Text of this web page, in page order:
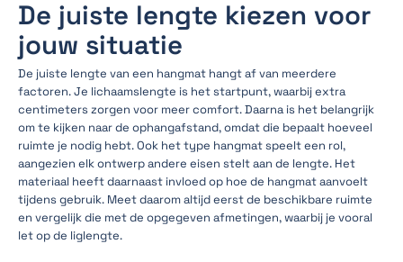
De juiste lengte kiezen voor
jouw situatie
De juiste lengte van een hangmat hangt af van meerdere
factoren. Je lichaamslengte is het startpunt, waarbij extra
centimeters zorgen voor meer comfort. Daarna is het belangrijk
om te kijken naar de ophangafstand, omdat die bepaalt hoeveel
ruimte je nodig hebt. Ook het type hangmat speelt een rol,
aangezien elk ontwerp andere eisen stelt aan de lengte. Het
materiaal heeft daarnaast invloed op hoe de hangmat aanvoelt
tijdens gebruik. Meet daarom altijd eerst de beschikbare ruimte
en vergelijk die met de opgegeven afmetingen, waarbij je vooral
let op de liglengte.